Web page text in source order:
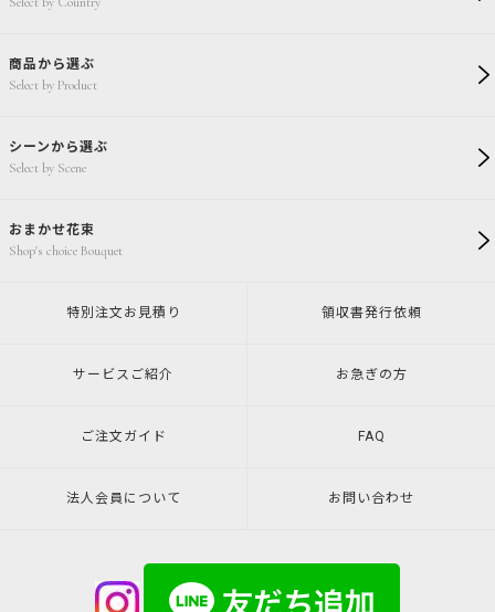
商品から選ぶ
Select by Product
シーンから選ぶ
Select by Scene
おまかせ花束
Shop's choice Bouquet
特別注文 お見積り 領収書発行依頼
サービスご紹介 お急ぎの方
ご注文ガイド FAQ
法人会員について お問い合わせ